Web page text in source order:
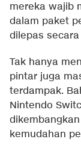
mereka wajib
dalam paket
dilepas
Tak hanya
pintar juga
terdampak.
Nintendo
kemudahan